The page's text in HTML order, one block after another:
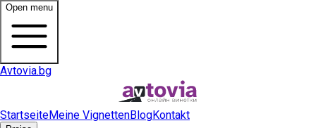
Open menu
Avtovia.bg
StartseiteMeine VignettenBlogKontakt